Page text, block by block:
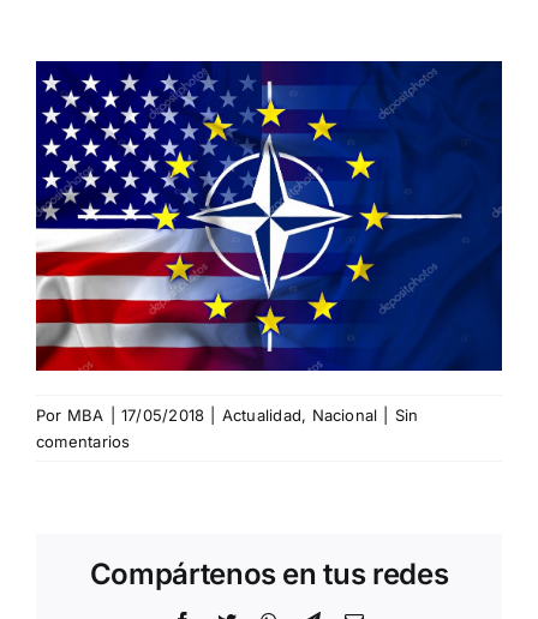
Por MBA 17/05/2018 Actualidad, Nacional
Sin
comentarios
Compártenos en tus redes